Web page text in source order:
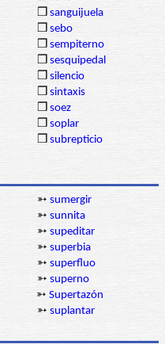
❒ sanguijuela
❒ sebo
❒ sempiterno
❒ sesquipedal
❒ silencio
❒ sintaxis
❒ soez
❒ soplar
❒ subrepticio
➳ sumergir
➳ sunnita
➳ supeditar
➳ superbia
➳ superfluo
➳ superno
➳ Supertazón
➳ suplantar